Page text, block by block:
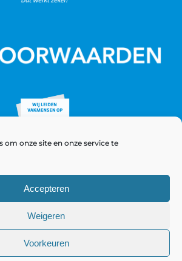
om onze site en onze service te
Accepteren
Weigeren
Voorkeuren
2021 - 2026 WeeversNieuwstad